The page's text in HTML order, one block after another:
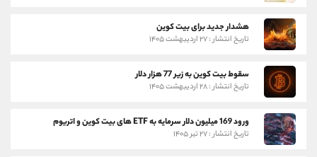
هشدار جدید برای بیت کوین
تاریخ انتشار : ۲۷ اردیبهشت ۱۴۰۵
سقوط بیت کوین به زیر 77 هزار دلار
تاریخ انتشار : ۲۸ اردیبهشت ۱۴۰۵
ورود 169 میلیون دلار سرمایه به ETF های بیت کوین و اتریوم
تاریخ انتشار : ۲۷ تیر ۱۴۰۵